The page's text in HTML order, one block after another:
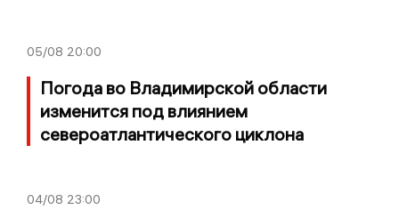
05/08 20:00
Погода во Владимирской области
изменится под влиянием
североатлантического циклона
04/08 23:00